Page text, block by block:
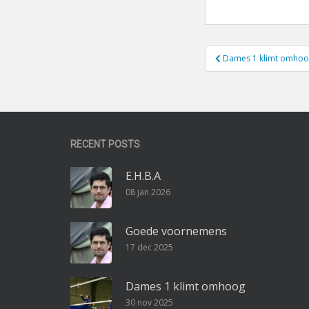
Bericht
navigatie
Dames 1 klimt
RECENT POSTS
E.H.B.A
08 jan 2026
Goede voornemens
17 dec 2025
Dames 1 klimt omhoog
30 nov 2025